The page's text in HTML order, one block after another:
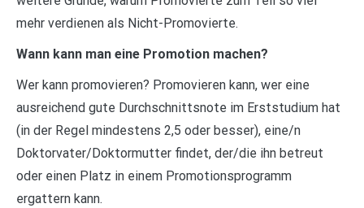
mehr verdienen als Nicht-Promovierte.
Wann kann man eine Promotion machen?
Wer kann promovieren? Promovieren kann, wer eine
ausreichend gute Durchschnittsnote im Erststudium hat
(in der Regel mindestens 2,5 oder besser), eine/n
Doktorvater/Doktormutter findet, der/die ihn betreut
oder einen Platz in einem Promotionsprogramm
ergattern kann.